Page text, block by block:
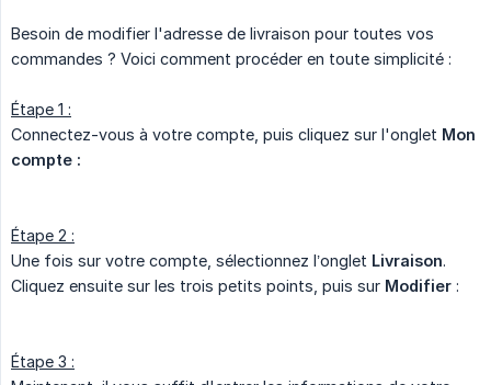
Besoin de modifier l'adresse de livraison pour toutes vos
commandes ? Voici comment procéder en toute simplicité :
Étape 1 :
Connectez-vous à votre compte, puis cliquez sur l'onglet Mon
compte :
Étape 2 :
Une fois sur votre compte, sélectionnez l’onglet Livraison.
Cliquez ensuite sur les trois petits points, puis sur Modifier :
Étape 3 :